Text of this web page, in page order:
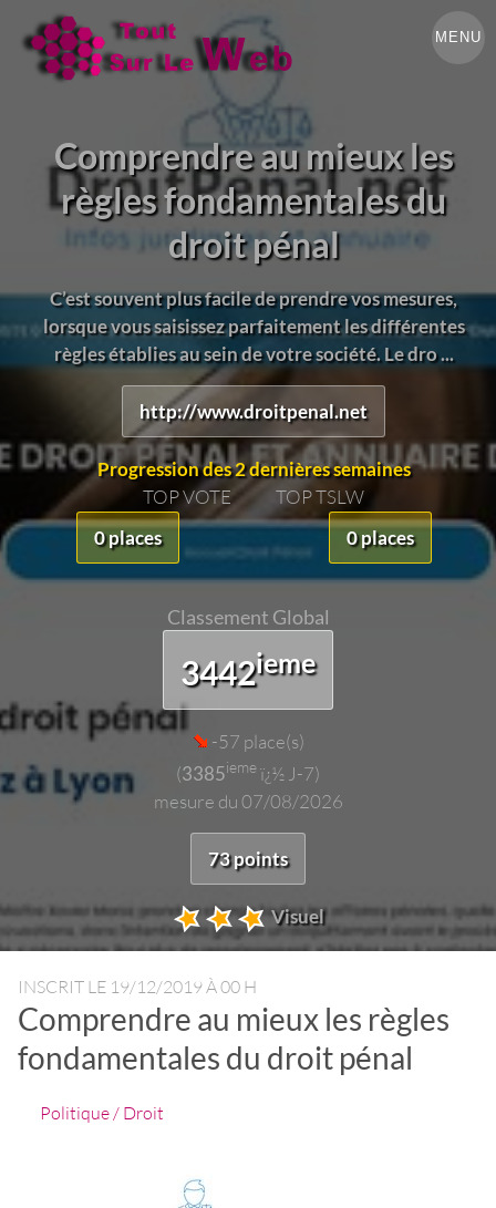
MENU
Comprendre au mieux les
règles fondamentales du
droit pénal
C’est souvent plus facile de prendre vos mesures,
lorsque vous saisissez parfaitement les différentes
règles établies au sein de votre société. Le dro ...
http://www.droitpenal.net
Progression des 2 dernières semaines
TOP VOTE
0 places
TOP TSLW
0 places
Classement Global
3442ieme
-57 place(s)
(3385iemeï¿½ J-7)
mesure du 07/08/2026
73 points
Visuel
INSCRIT LE 19/12/2019 À 00 H
Comprendre au mieux les règles
fondamentales du droit pénal
Politique / Droit